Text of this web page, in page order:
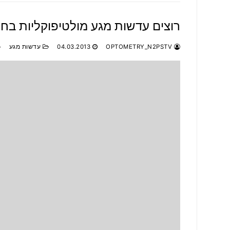
רוצים עדשות מגע מולטיפוקליות
04.03.2013 עדשות מגע